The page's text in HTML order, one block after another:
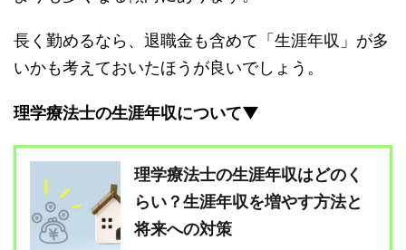
長く勤めるなら、退職金も含めて「生涯年収」が多
いかも考えておいたほうが良いでしょう。
理学療法士の生涯年収について▼
理学療法士の生涯年収はどのく
らい？生涯年収を増やす方法と
将来への対策